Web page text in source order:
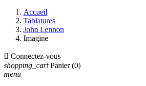
Accueil
Tablatures
John Lennon
Imagine
 Connectez-vous
shopping_cart Panier (0)
menu